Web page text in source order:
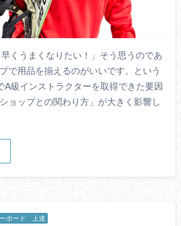
くうまくなりたい！」そう思うのであ
で用品を揃えるのがいいです。という
A級インストラクターを取得できた要因
ョップとの関わり方」が大きく影響し
ボード 上達